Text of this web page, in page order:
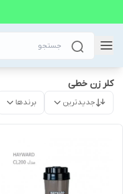
کلر زن خطی
جدیدترین برندها